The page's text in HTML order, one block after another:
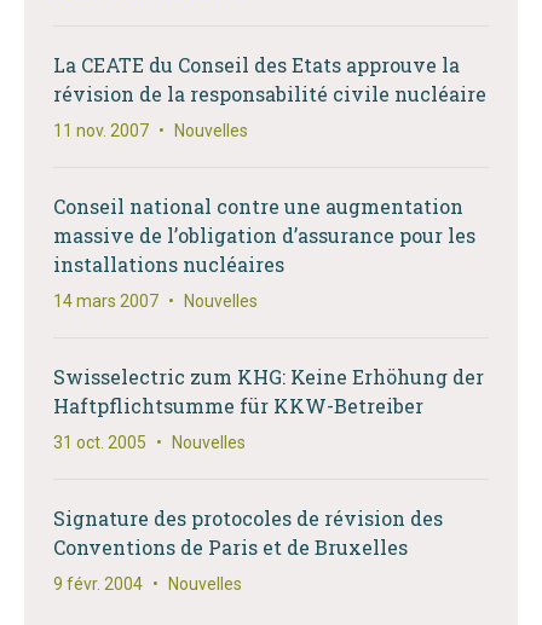
La CEATE du Conseil des Etats approuve la
révision de la responsabilité civile nucléaire
11 nov. 2007 • Nouvelles
Conseil national contre une augmentation
massive de l’obligation d’assurance pour les
installations nucléaires
14 mars 2007 • Nouvelles
Swisselectric zum KHG: Keine Erhöhung der
Haftpflichtsumme für KKW-Betreiber
31 oct. 2005 • Nouvelles
Signature des protocoles de révision des
Conventions de Paris et de Bruxelles
9 févr. 2004 • Nouvelles